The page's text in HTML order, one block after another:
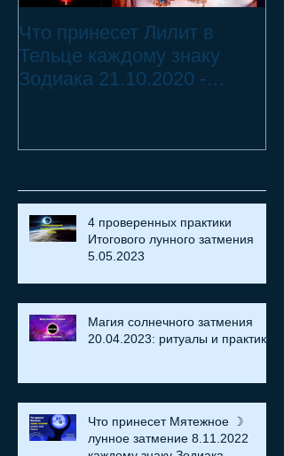
Что принесет Лилит в
Тельце каждому знаку
Зодиака 21.10.2020 -
4 проверенных практики
Итогового лунного затмения
5.05.2023
Магия солнечного затмения
20.04.2023: ритуалы и практики
Что принесет Мятежное ☽
лунное затмение 8.11.2022